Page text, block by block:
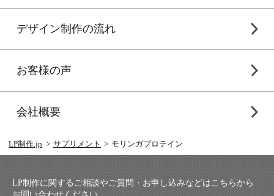
デザイン制作の流れ
お客様の声
会社概要
LP制作.jp サプリメント モリンガプロテイン
LP制作に関するご相談やご質問・お申し込みなどはこちらから